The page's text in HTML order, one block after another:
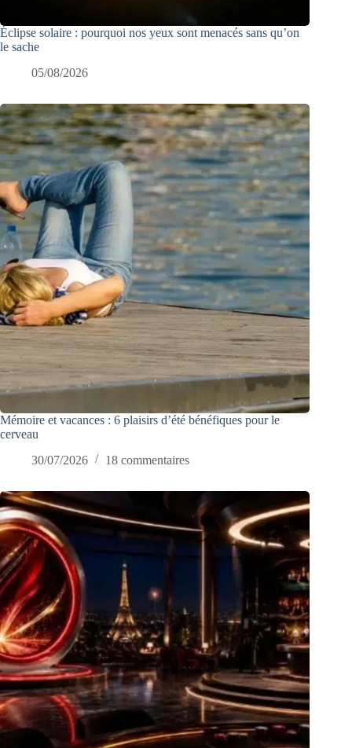
Éclipse solaire : pourquoi nos yeux sont menacés sans qu’on
le sache
05/08/2026
Mémoire et vacances : 6 plaisirs d’été bénéfiques pour le
cerveau
30/07/2026
18 commentaires